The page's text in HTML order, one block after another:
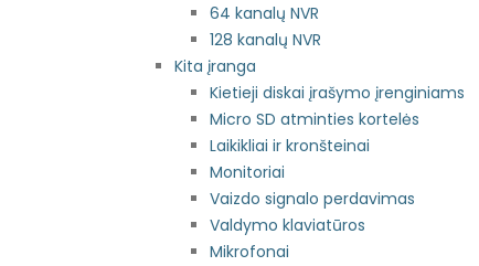
64 kanalų NVR
128 kanalų NVR
Kita įranga
Kietieji diskai įrašymo įrenginiams
Micro SD atminties kortelės
Laikikliai ir kronšteinai
Monitoriai
Vaizdo signalo perdavimas
Valdymo klaviatūros
Mikrofonai